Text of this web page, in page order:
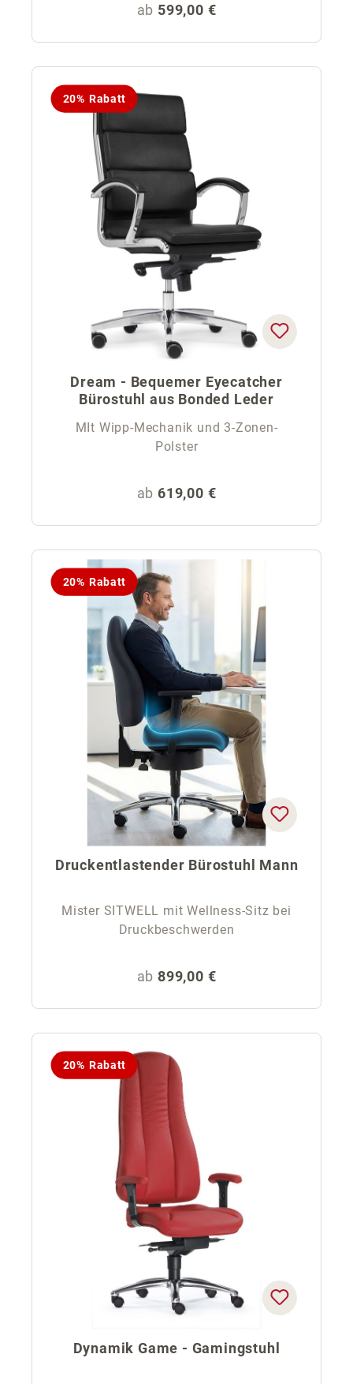
Regulärer Preis:
ab 599,00 €
20% Rabatt
Dream - Bequemer Eyecatcher
Bürostuhl aus Bonded Leder
MIt Wipp-Mechanik und 3-Zonen-
Polster
Regulärer Preis:
ab 619,00 €
20% Rabatt
Druckentlastender Bürostuhl Mann
Mister SITWELL mit Wellness-Sitz bei
Druckbeschwerden
Regulärer Preis:
ab 899,00 €
20% Rabatt
Dynamik Game - Gamingstuhl